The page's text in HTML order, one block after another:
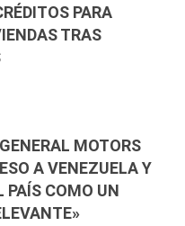
PARA
TRAS
MOTORS
A VENEZUELA Y
PAÍS COMO UN